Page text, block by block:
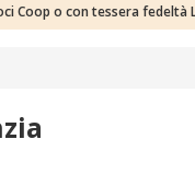
Coop o con tessera